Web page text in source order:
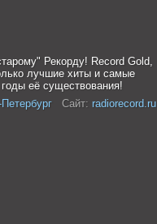
Рекорду! Record Gold,
лучшие хиты и самые
её существования!
Сайт: radiorecord.ru